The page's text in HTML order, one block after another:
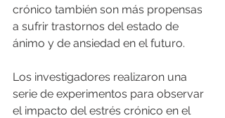
crónico también son más propensas
a sufrir trastornos del estado de
ánimo y de ansiedad en el futuro.
Los investigadores realizaron una
serie de experimentos para observar
el impacto del estrés crónico en el